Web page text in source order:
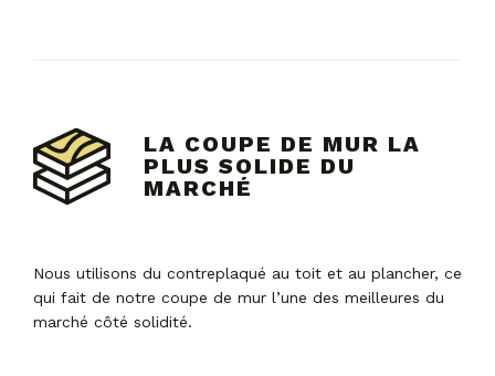
LA COUPE DE MUR LA
PLUS SOLIDE DU
MARCHÉ
Nous utilisons du contreplaqué au toit et au plancher, ce
qui fait de notre coupe de mur l’une des meilleures du
marché côté solidité.